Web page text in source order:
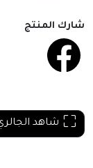
شارك المنتج
شاهد